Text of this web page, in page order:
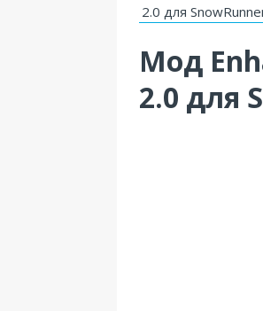
2.0 для
Мод
2.0 для